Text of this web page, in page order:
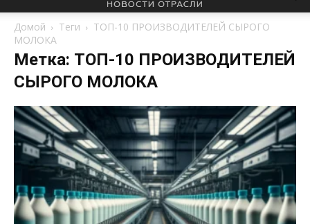
Домой Теги
ТОП-10 ПРОИЗВОДИТЕЛЕЙ СЫРОГО
МОЛОКА
Метка: ТОП-10 ПРОИЗВОДИТЕЛЕЙ
СЫРОГО МОЛОКА